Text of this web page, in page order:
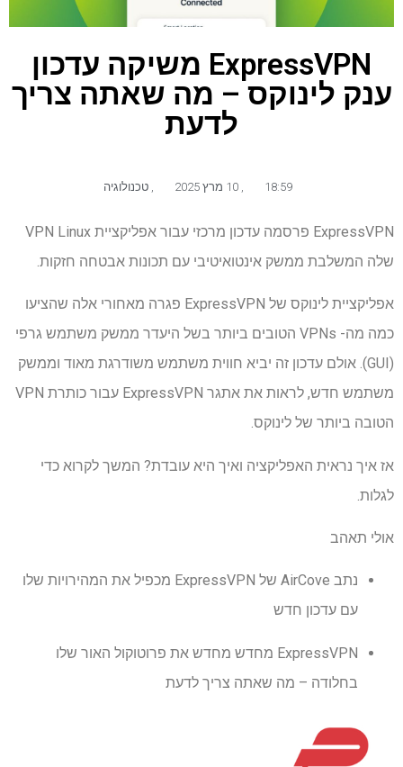
ExpressVPN משיקה עדכון
ענק לינוקס – מה שאתה צריך
לדעת
18:59 טכנולוגיה
ExpressVPN פרסמה עדכון מרכזי עבור אפליקציית VPN Linux
שלה המשלבת ממשק אינטואיטיבי עם תכונות אבטחה חזקות.
אפליקציית לינוקס של ExpressVPN פגרה מאחורי אלה שהציעו
כמה מה- VPNs הטובים ביותר בשל היעדר ממשק משתמש גרפי
(GUI). אולם עדכון זה יביא חווית משתמש משודרגת מאוד וממשק
משתמש חדש, לראות את אתגר ExpressVPN עבור כותרת VPN
הטובה ביותר של לינוקס.
אז איך נראית האפליקציה ואיך היא עובדת? המשך לקרוא כדי
לגלות.
אולי תאהב
נתב AirCove של ExpressVPN מכפיל את המהירויות שלו
עם עדכון חדש
ExpressVPN מחדש מחדש את פרוטוקול האור שלו
בחלודה – מה שאתה צריך לדעת